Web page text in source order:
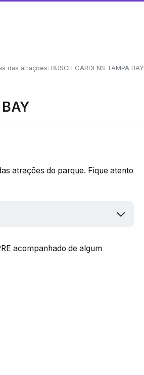
das atrações: BUSCH GARDENS TAMPA BAY
atrações do parque. Fique atento
acompanhado de algum